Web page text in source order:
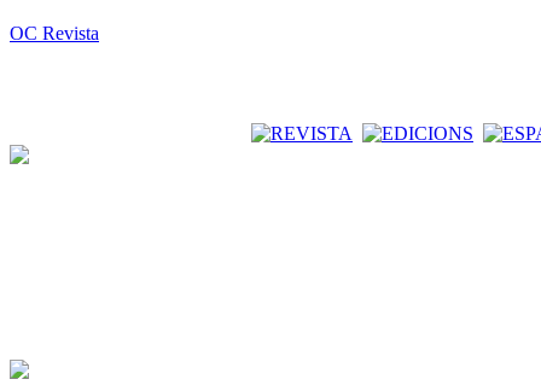
OC Revista